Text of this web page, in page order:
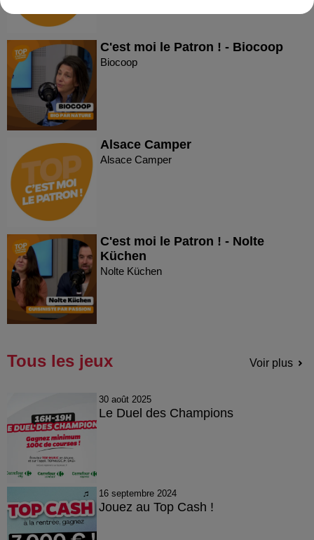
C'est moi le Patron ! - Biocoop
Biocoop
Alsace Camper
Alsace Camper
C'est moi le Patron ! - Nolte
Küchen
Nolte Küchen
Tous les jeux Voir plus
30 août 2025
Le Duel des Champions
16 septembre 2024
Jouez au Top Cash !